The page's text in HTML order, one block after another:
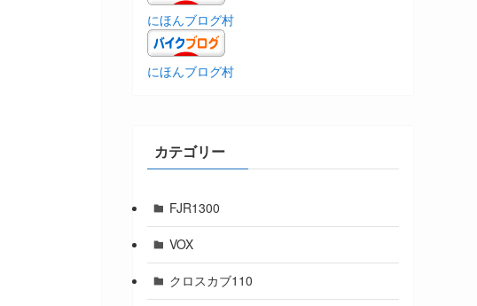
にほんブログ村
にほんブログ村
カテゴリー
FJR1300
VOX
クロスカブ110